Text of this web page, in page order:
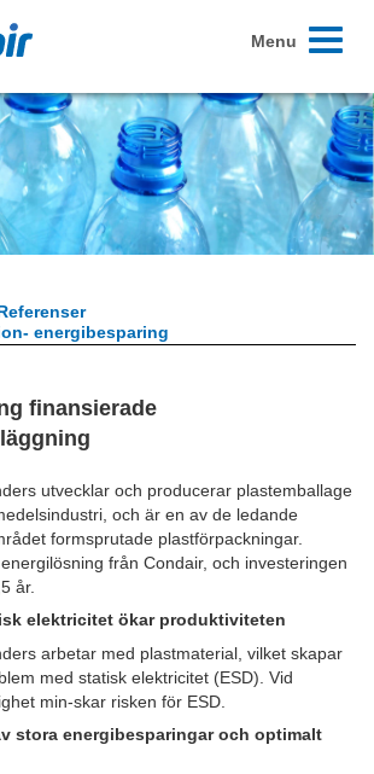
Toggle
Menu
energibesparing
finansierade
utvecklar och producerar plastemballage
och är en av de ledande
formsprutade plastförpackningar.
från Condair, och investeringen
år.
elektricitet ökar produktiviteten
arbetar med plastmaterial, vilket skapar
med statisk elektricitet (ESD). Vid
min-skar risken för ESD.
stora energibesparingar och optimalt